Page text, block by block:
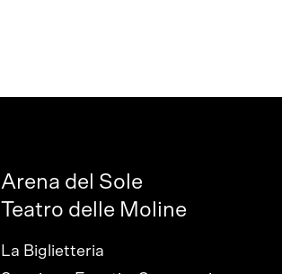
Arena del Sole
Teatro delle Moline
La Biglietteria